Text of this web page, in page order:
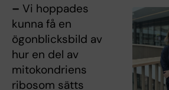
– Vi hoppades
kunna få en
ögonblicksbild av
hur en del av
mitokondriens
ribosom sätts